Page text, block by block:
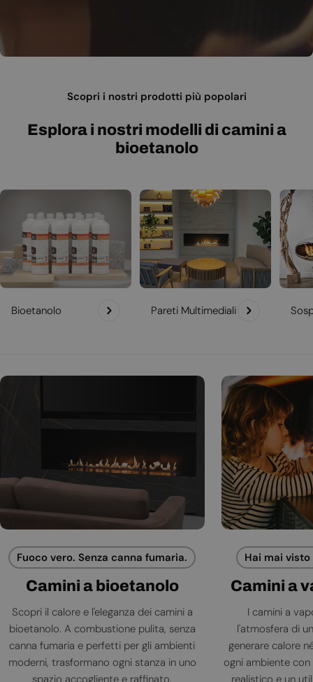
Scopri i nostri prodotti più popolari
Esplora i nostri modelli di camini a
bioetanolo
Bioetanolo Pareti Multimediali
Fuoco vero. Senza canna fumaria.
Camini a bioetanolo
Scopri il calore e l'eleganza dei camini a
bioetanolo. A combustione pulita, senza
canna fumaria e perfetti per gli ambienti
moderni, trasformano ogni stanza in uno
spazio accogliente e raffinato.
Hai mai
Camini a
I camini a
l'atmosfera di
generare calore
ogni ambiente
realistico e un